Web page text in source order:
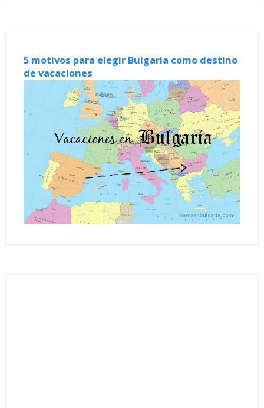
5 motivos para elegir Bulgaria como destino
de vacaciones